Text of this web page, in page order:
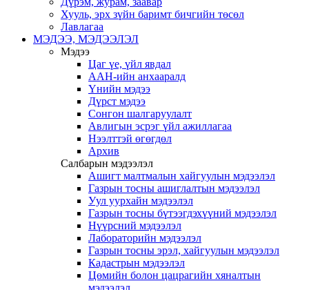
Хууль, эрх зүйн баримт бичгийн төсөл
Лавлагаа
МЭДЭЭ, МЭДЭЭЛЭЛ
Мэдээ
Цаг үе, үйл явдал
ААН-ийн анхааралд
Үнийн мэдээ
Дүрст мэдээ
Сонгон шалгаруулалт
Авлигын эсрэг үйл ажиллагаа
Нээлттэй өгөгдөл
Архив
Салбарын мэдээлэл
Ашигт малтмалын хайгуулын мэдээлэл
Газрын тосны ашиглалтын мэдээлэл
Уул уурхайн мэдээлэл
Газрын тосны бүтээгдэхүүний мэдээлэл
Нүүрсний мэдээлэл
Лабораторийн мэдээлэл
Газрын тосны эрэл, хайгуулын мэдээлэл
Кадастрын мэдээлэл
Цөмийн болон цацрагийн хяналтын
мэдээлэл